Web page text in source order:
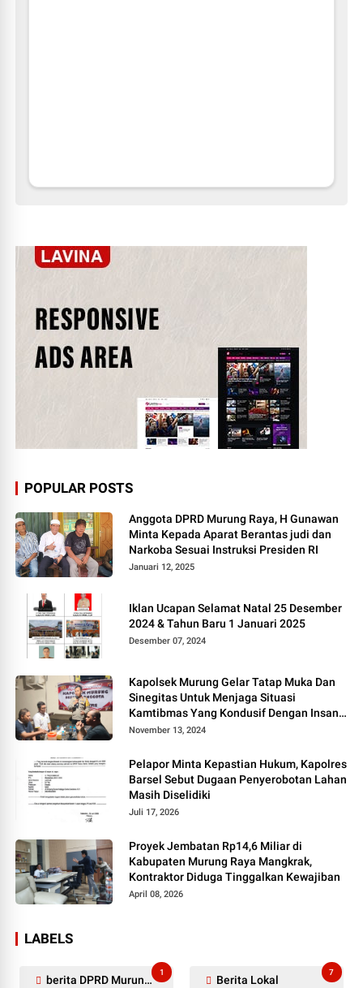
POPULAR POSTS
Anggota DPRD Murung Raya, H Gunawan
Minta Kepada Aparat Berantas judi dan
Narkoba Sesuai Instruksi Presiden RI
Januari 12, 2025
Iklan Ucapan Selamat Natal 25 Desember
2024 & Tahun Baru 1 Januari 2025
Desember 07, 2024
Kapolsek Murung Gelar Tatap Muka Dan
Sinegitas Untuk Menjaga Situasi
Kamtibmas Yang Kondusif Dengan Insan
Pers
November 13, 2024
Pelapor Minta Kepastian Hukum, Kapolres
Barsel Sebut Dugaan Penyerobotan Lahan
Masih Diselidiki
Juli 17, 2026
Proyek Jembatan Rp14,6 Miliar di
Kabupaten Murung Raya Mangkrak,
Kontraktor Diduga Tinggalkan Kewajiban
April 08, 2026
LABELS
berita DPRD Murung Raya
1
Berita Lokal
7